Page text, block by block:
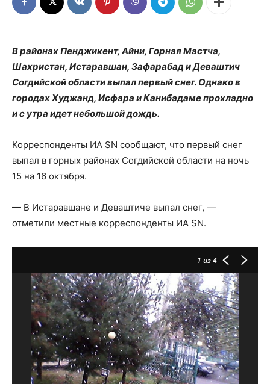
В районах Пенджикент, Айни, Горная Мастча,
Шахристан, Истаравшан, Зафарабад и Деваштич
Согдийской области выпал первый снег. Однако в
городах Худжанд, Исфара и Канибадаме прохладно
и с утра идет небольшой дождь.
Корреспонденты ИА SN сообщают, что первый снег
выпал в горных районах Согдийской области на ночь
15 на 16 октября.
— В Истаравшане и Деваштиче выпал снег, —
отметили местные корреспонденты ИА SN.
1 из 4